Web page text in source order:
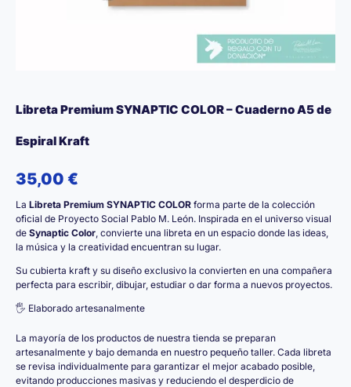
Libreta Premium SYNAPTIC COLOR – Cuaderno A5 de
Espiral Kraft
35,00 €
La Libreta Premium SYNAPTIC COLOR forma parte de la colección
oficial de Proyecto Social Pablo M. León. Inspirada en el universo visual
de Synaptic Color , convierte una libreta en un espacio donde las ideas,
la música y la creatividad encuentran su lugar.
Su cubierta kraft y su diseño exclusivo la convierten en una compañera
perfecta para escribir, dibujar, estudiar o dar forma a nuevos proyectos.
🖐️ Elaborado artesanalmente
La mayoría de los productos de nuestra tienda se preparan
artesanalmente y bajo demanda en nuestro pequeño taller. Cada libreta
se revisa individualmente para garantizar el mejor acabado posible,
evitando producciones masivas y reduciendo el desperdicio de